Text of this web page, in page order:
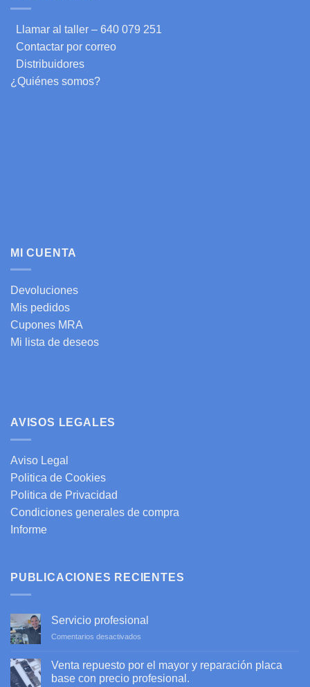
Llamar al taller – 640 079 251
Contactar por correo
Distribuidores
¿Quiénes somos?
MI CUENTA
Devoluciones
Mis pedidos
Cupones MRA
Mi lista de deseos
AVISOS LEGALES
Aviso Legal
Politica de Cookies
Politica de Privacidad
Condiciones generales de compra
Informe
PUBLICACIONES RECIENTES
Servicio profesional
Comentarios desactivados
profesional
Venta repuesto por el mayor y reparación placa
base con precio profesional.